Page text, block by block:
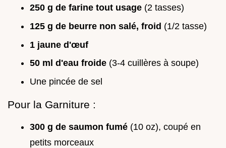
250 g de farine tout usage (2 tasses)
125 g de beurre non salé, froid (1/2 tasse)
1 jaune d'œuf
50 ml d'eau froide (3-4 cuillères à soupe)
Une pincée de sel
Pour la Garniture :
300 g de saumon fumé (10 oz), coupé en
petits morceaux